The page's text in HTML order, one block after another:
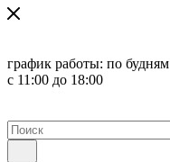
график работы: по будням
с 11:00 до 18:00